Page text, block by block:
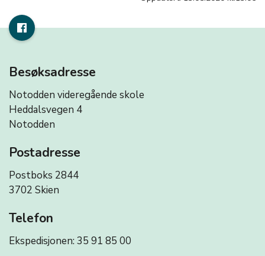
Besøksadresse
Notodden videregående skole
Heddalsvegen 4
Notodden
Postadresse
Postboks 2844
3702 Skien
Telefon
Ekspedisjonen: 35 91 85 00